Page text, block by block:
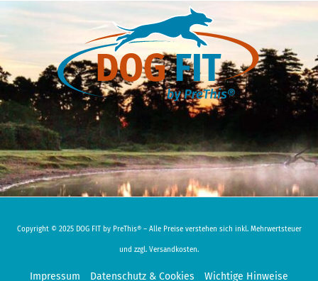
Copyright © 2025 DOG FIT by PreThis® – Alle Preise verstehen sich inkl. Mehrwertsteuer
und zzgl. Versandkosten.
Impressum Datenschutz & Cookies Wichtige Hinweise